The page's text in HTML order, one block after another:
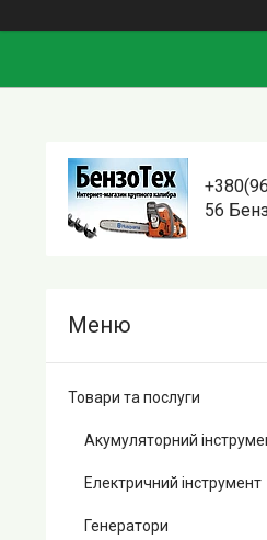
56
Товари та послуги
Акумуляторний
Електричний інструмент
Генератори